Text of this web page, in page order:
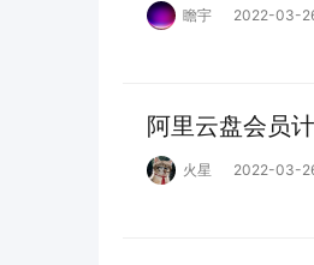
瞻宇 2022-03-
阿里云盘会员
火星 2022-03-